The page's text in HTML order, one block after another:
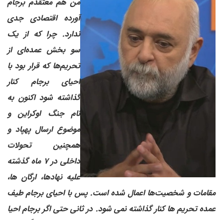
آورده اقتصادی جدی
ندارد. چرا که از یک
سو بخش عمده‌ای از
تحریم‌ها که قرار بود با
احیای برجام کنار
گذاشته شود اکنون به
نام جنگ اوکراین و
موضوع ارسال پهپاد و
همچنین تحولات
داخلی در ۷ ماه گذشته
علیه نهادها، ارگان ها،
مقامات و شخصیت‌ها اعمال شده است. پس با احیای برجام طیف
عمده تحریم ها کنار گذاشته نمی شود. در ثانی حتی اگر برجام احیا